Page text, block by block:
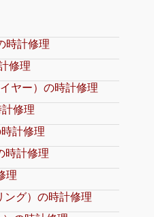
時計修理
修理
ヤー）の時計修理
修理
計修理
時計修理
理
ング）の時計修理